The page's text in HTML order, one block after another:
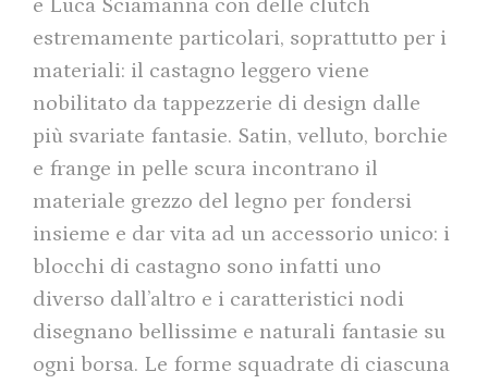
e Luca Sciamanna con delle clutch
estremamente particolari, soprattutto per i
materiali: il castagno leggero viene
nobilitato da tappezzerie di design dalle
più svariate fantasie. Satin, velluto, borchie
e frange in pelle scura incontrano il
materiale grezzo del legno per fondersi
insieme e dar vita ad un accessorio unico: i
blocchi di castagno sono infatti uno
diverso dall’altro e i caratteristici nodi
disegnano bellissime e naturali fantasie su
ogni borsa. Le forme squadrate di ciascuna